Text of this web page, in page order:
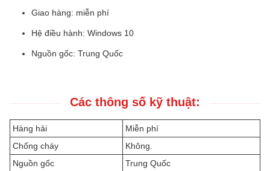
Giao hàng: miễn phí
Hệ điều hành: Windows 10
Nguồn gốc: Trung Quốc
Các thông số kỹ thuật:
Hàng hải
Miễn phí
Chống cháy
Không.
Nguồn gốc
Trung Quốc